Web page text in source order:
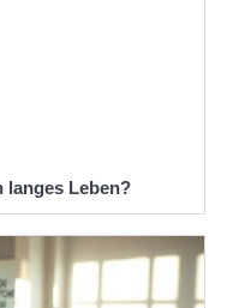
langes Leben?